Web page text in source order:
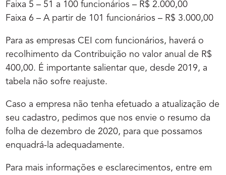
Faixa 5 – 51 a 100 funcionários – R$ 2.000,00
Faixa 6 – A partir de 101 funcionários – R$ 3.000,00
Para as empresas CEI com funcionários, haverá o
recolhimento da Contribuição no valor anual de R$
400,00. É importante salientar que, desde 2019, a
tabela não sofre reajuste.
Caso a empresa não tenha efetuado a atualização de
seu cadastro, pedimos que nos envie o resumo da
folha de dezembro de 2020, para que possamos
enquadrá-la adequadamente.
Para mais informações e esclarecimentos, entre em